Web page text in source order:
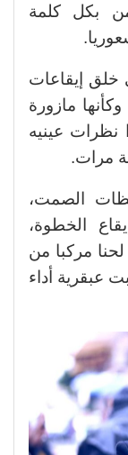
بكل كلمة
إيقاعات
مازورة
عينيه
مرات.
الصمت،
الخطوة،
مركبا من
عبقرية أداء